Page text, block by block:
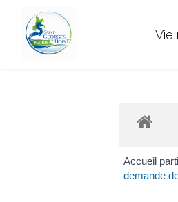
Vie
Accueil
demande